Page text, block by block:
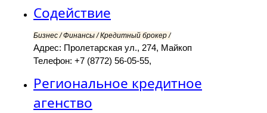
Содействие
Бизнес / Финансы / Кредитный брокер /
Адрес: Пролетарская ул., 274, Майкоп
Телефон: +7 (8772) 56-05-55,
Региональное кредитное
агенство